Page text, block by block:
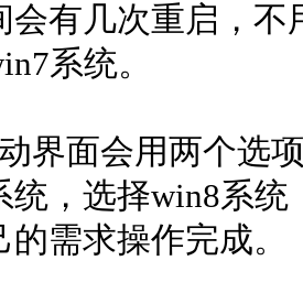
会有几次重启，
系统。
面会用两个选项
统，选择win8系
需求操作完成。